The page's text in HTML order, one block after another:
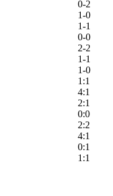
0-2
1-0
1-1
0-0
2-2
1-1
1-0
1:1
4:1
2:1
0:0
2:2
4:1
0:1
1:1